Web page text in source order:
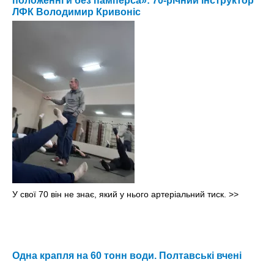
ЛФК Володимир Кривоніс
У свої 70 він не знає, який у нього артеріальний тиск. >>
Одна крапля на 60 тонн води. Полтавські вчені